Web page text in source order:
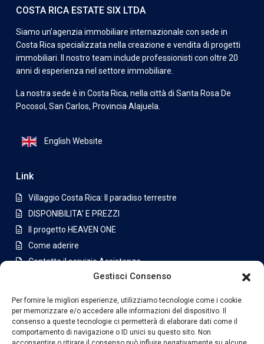
Gestisci Consenso
Per fornire le migliori esperienze, utilizziamo tecnologie come i cookie
per memorizzare e/o accedere alle informazioni del dispositivo. Il
consenso a queste tecnologie ci permetterà di elaborare dati come il
comportamento di navigazione o ID unici su questo sito. Non
COSTA RICA ESTATE SIX LTDA
Siamo un’agenzia immobiliare internazionale con sede in
Costa Rica specializzata nella creazione e vendita di progetti
immobiliari. Il nostro team include professionisti con oltre 20
anni di esperienza nel settore immobiliare.
La nostra sede è in Costa Rica, nella città di Santa Rosa De
Pocosol, San Carlos, Provincia Alajuela.
English Website
Link
Villaggio Costa Rica: Il paradiso terrestre
DISPONIBILITA’ E PREZZI
Il progetto HEAVEN ONE
Come aderire
Contatta il servizio Assistenza
Appartamenti a San Jose
Latest Listing
Casa di lusso in condominio a
Jabon...